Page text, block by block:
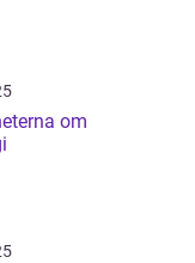
om